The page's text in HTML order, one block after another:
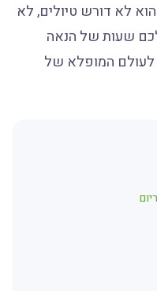
לא דורש טיולים, לא
שעות של הנאה
לעולם המופלא של